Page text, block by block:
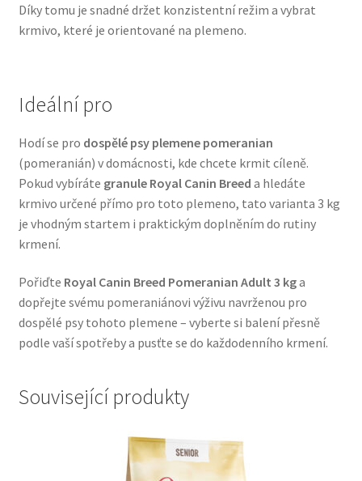
Royal Canin pro psy
Vodítka a obojky
Wolf of Wilderness
Díky tomu je snadné držet konzistentní režim a vybrat
krmivo, které je orientované na plemeno.
Ideální pro
Hodí se pro dospělé psy plemene pomeranian
(pomeranián) v domácnosti, kde chcete krmit cíleně.
Pokud vybíráte granule Royal Canin Breed a hledáte
krmivo určené přímo pro toto plemeno, tato varianta 3 kg
je vhodným startem i praktickým doplněním do rutiny
krmení.
Pořiďte Royal Canin Breed Pomeranian Adult 3 kga
dopřejte svému pomeraniánovi výživu navrženou pro
dospělé psy tohoto plemene – vyberte si balení přesně
podle vaší spotřeby a pusťte se do každodenního krmení.
Související produkty